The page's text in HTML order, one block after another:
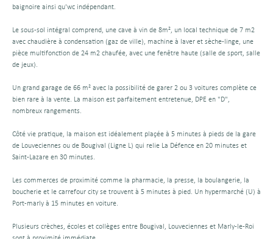
baignoire ainsi qu'wc indépendant.
Le sous-sol intégral comprend, une cave à vin de 8m², un local technique de 7 m2
avec chaudière à condensation (gaz de ville), machine à laver et sèche-linge, une
pièce multifonction de 24 m2 chaufée, avec une fenêtre haute (salle de sport, salle
de jeux).
Un grand garage de 66 m² avec la possibilité de garer 2 ou 3 voitures complète ce
bien rare à la vente. La maison est parfaitement entretenue, DPE en "D",
nombreux rangements.
Côté vie pratique, la maison est idéalement plaçée à 5 minutes à pieds de la gare
de Louveciennes ou de Bougival (Ligne L) qui relie La Défence en 20 minutes et
Saint-Lazare en 30 minutes.
Les commerces de proximité comme la pharmacie, la presse, la boulangerie, la
boucherie et le carrefour city se trouvent à 5 minutes à pied. Un hypermarché (U) à
Port-marly à 15 minutes en voiture.
Plusieurs crèches, écoles et collèges entre Bougival, Louveciennes et Marly-le-Roi